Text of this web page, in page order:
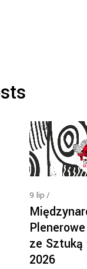
9 lip
ze Sztuką
2026